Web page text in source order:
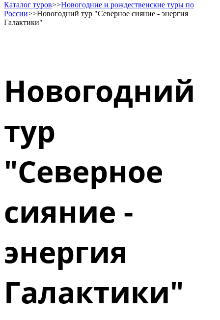
Каталог туров>>Новогодние и рождественские туры по
России>>Новогодний тур "Северное сияние - энергия
Галактики"
Новогодний
тур
"Северное
сияние -
энергия
Галактики"